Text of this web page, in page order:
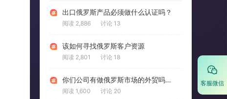
客服微信
出口俄罗斯产品必须做什么认证吗？
阅读 2,886 讨论 13
该如何寻找俄罗斯客户资源
阅读 2,801 讨论 18
你们公司有做俄罗斯市场的外贸吗？效果怎么样？
阅读 1,600 讨论 20